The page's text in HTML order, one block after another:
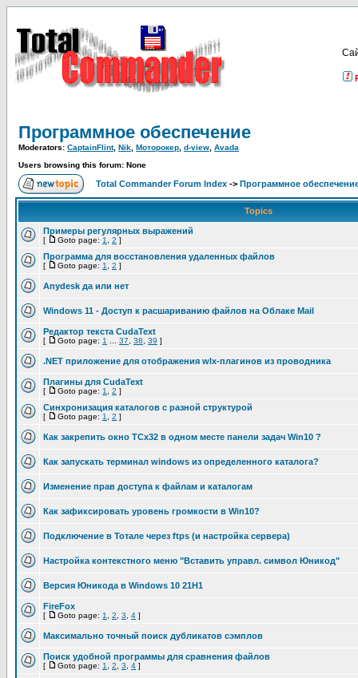
Программное обеспечение
Moderators: CaptainFlint, Nik Моторокер d-view Avada
Users browsing this forum: None
Total Commander Forum Index -> Программное
Topics
Примеры регулярных выражений
[ Goto page: 1 2 ]
Программа для восстановления удаленных файлов
[ Goto page: 1 2 ]
Аnydesk да или нет
Windows 11 - Доступ к расшариванию файлов на Облаке Mail
Редактор текста CudaText
[ Goto page: 1 37 38 39 ]
.NET приложение для отображения wlx-плагинов из проводника
Плагины для CudaText
[ Goto page: 1 2 ]
Синхронизация каталогов с разной структурой
[ Goto page: 1 2 ]
Как закрепить окно ТСх32 в одном месте панели задач Win10 ?
Как запускать терминал windows из определенного каталога?
Изменение прав доступа к файлам и каталогам
Как зафиксировать уровень громкости в Win10?
Подключение в Тотале через ftps (и настройка сервера)
Настройка контекстного меню "Вставить управл. символ Юникод"
Версия Юникода в Windows 10 21H1
FireFox
[ Goto page: 1 2 3 4 ]
Максимально точный поиск дубликатов сэмплов
Поиск удобной программы для сравнения файлов
[ Goto page: 1 2 3 4 ]